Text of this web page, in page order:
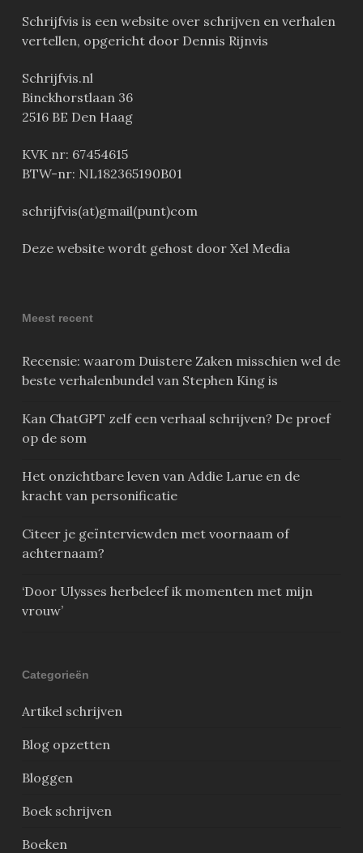
Schrijfvis is een website over schrijven en verhalen
vertellen, opgericht door Dennis Rijnvis
Schrijfvis.nl
Binckhorstlaan 36
2516 BE Den Haag
KVK nr: 67454615
BTW-nr: NL182365190B01
schrijfvis(at)gmail(punt)com
Deze website wordt gehost door Xel Media
Meest recent
Recensie: waarom Duistere Zaken misschien wel de
beste verhalenbundel van Stephen King is
Kan ChatGPT zelf een verhaal schrijven? De proef
op de som
Het onzichtbare leven van Addie Larue en de
kracht van personificatie
Citeer je geïnterviewden met voornaam of
achternaam?
‘Door Ulysses herbeleef ik momenten met mijn
vrouw’
Categorieën
Artikel schrijven
Blog opzetten
Bloggen
Boek schrijven
Boeken